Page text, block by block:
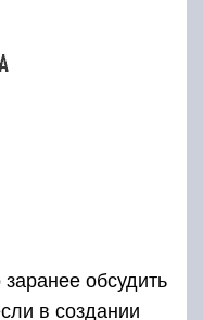
обсудить
в создании